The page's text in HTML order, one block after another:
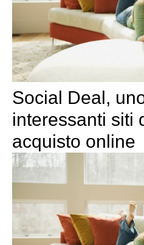
Social Deal,
interessanti siti
acquisto online